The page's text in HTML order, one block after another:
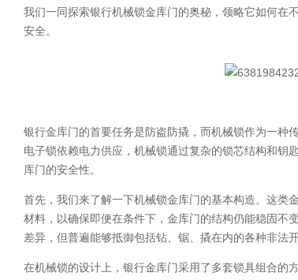
我们一同探索银行机械锁金库门的奥秘，领略它如何在
安全。
银行金库门的首要任务是防盗防撬，而机械锁作为一种
电子锁依赖电力供应，机械锁通过复杂的锁芯结构和钥
库门的安全性。
首先，我们来了解一下机械锁金库门的基本构造。这类
材料，以确保即便在条件下，金库门的结构仍能稳固不
差异，但普遍能够抵御包括钻、锯、撬在内的各种非法开
在机械锁的设计上，银行金库门采用了多套锁具组合的